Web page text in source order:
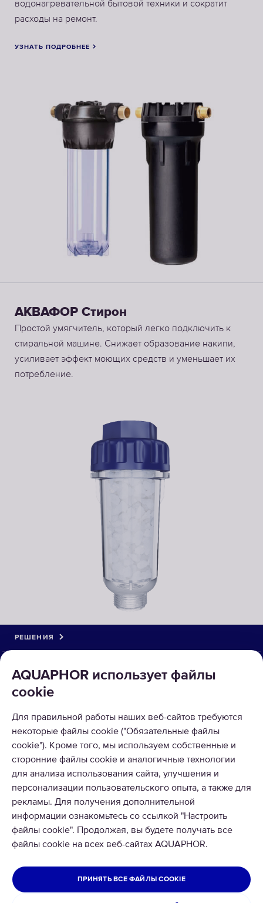
водонагревательной бытовой техники и сократит
расходы на ремонт.
УЗНАТЬ ПОДРОБНЕЕ
АКВАФОР Стирон
Простой умягчитель, который легко подключить к
стиральной машине. Снижает образование накипи,
усиливает эффект моющих средств и уменьшает их
потребление.
AQUAPHOR использует файлы
cookie
Для правильной работы наших веб-сайтов требуются
некоторые файлы cookie ("Обязательные файлы
cookie"). Кроме того, мы используем собственные и
сторонние файлы cookie и аналогичные технологии
для анализа использования сайта, улучшения и
персонализации пользовательского опыта, а также для
рекламы. Для получения дополнительной
информации ознакомьтесь со ссылкой "Настроить
файлы cookie". Продолжая, вы будете получать все
файлы cookie на всех веб-сайтах AQUAPHOR.
ПРИНЯТЬ ВСЕ ФАЙЛЫ COOKIE
РЕШЕНИЯ
О КОМПАНИИ
ПРИНИМАЕМ К ОПЛАТЕ
© 2026 ООО Аквафор